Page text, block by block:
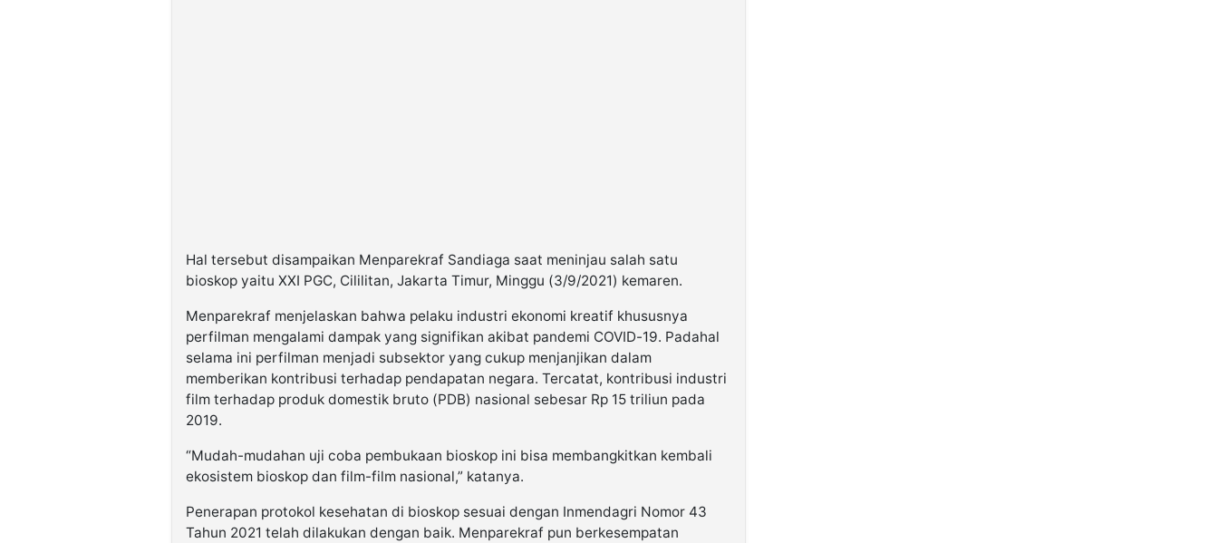
Hal tersebut disampaikan Menparekraf Sandiaga saat meninjau salah satu
bioskop yaitu XXI PGC, Cililitan, Jakarta Timur, Minggu (3/9/2021) kemaren.
Menparekraf menjelaskan bahwa pelaku industri ekonomi kreatif khususnya
perfilman mengalami dampak yang signifikan akibat pandemi COVID-19. Padahal
selama ini perfilman menjadi subsektor yang cukup menjanjikan dalam
memberikan kontribusi terhadap pendapatan negara. Tercatat, kontribusi industri
film terhadap produk domestik bruto (PDB) nasional sebesar Rp 15 triliun pada
2019.
“Mudah-mudahan uji coba pembukaan bioskop ini bisa membangkitkan kembali
ekosistem bioskop dan film-film nasional,” katanya.
Penerapan protokol kesehatan di bioskop sesuai dengan Inmendagri Nomor 43
Tahun 2021 telah dilakukan dengan baik. Menparekraf pun berkesempatan